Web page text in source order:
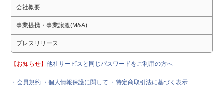
会社概要
事業提携・事業譲渡(M&A)
プレスリリース
【お知らせ】他社サービスと同じパスワードをご利用の方へ
・会員規約 ・個人情報保護に関して ・特定商取引法に基づく表示